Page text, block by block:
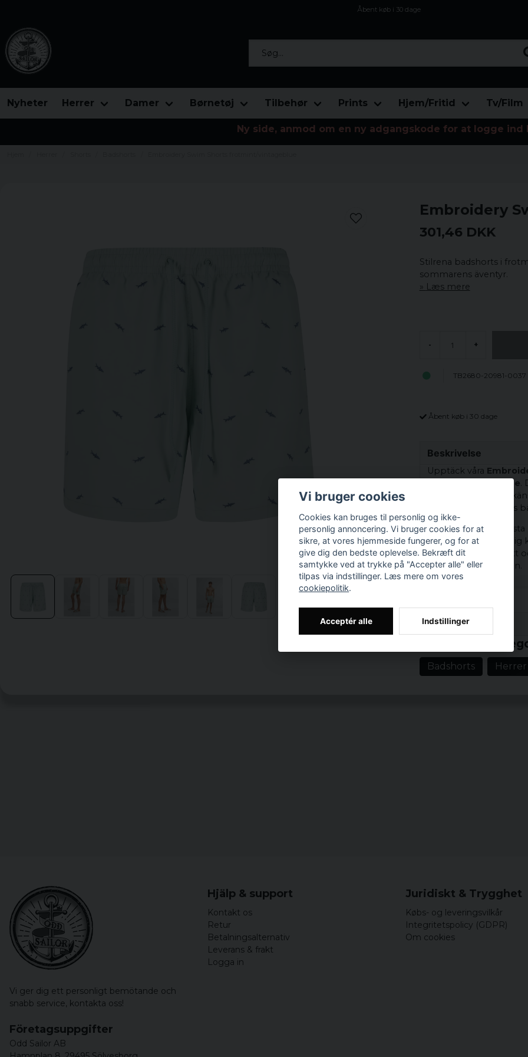
Åbent køb i 30 dage
Nyheter Herrer Damer Børnetøj Tilbehør Prints Hjem/Fritid Tv/Film
Ny side, anmod om en ny adgangskode for at logge ind
Embroidery
301,46 DKK
Stilrena badshorts i
sommarens äventyr.
Læs mere
- +
TB2680-20981-0037
Åbent køb i 30 dage
Beskrivelse
Upptäck våra
vintageblue.
anda och ge dig en
tyget, är dessa shorts
Materialet är av
en mjuk och behaglig
är fodrad med ett lätt
stranden eller poolen.
hyllning till de
denna design är känt
musiken i vinden när du
Färg: Frotmint/
Prishistorik
Relaterede
Badshorts Herrer
Vi ger dig ett personligt bemötande och
snabb service, kontakta oss!
Hjälp & support
Kontakt os
Retur
Betalningsalternativ
Leverans & frakt
Logga in
Juridiskt & Trygghet
Købs- og leveringsvilkår
Integritetspolicy (GDPR)
Om cookies
Företagsuppgifter
Odd Sailor AB
Vi bruger cookies
Cookies kan bruges til personlig og ikke-
personlig annoncering. Vi bruger cookies for at
sikre, at vores hjemmeside fungerer, og for at
give dig den bedste oplevelse. Bekræft dit
samtykke ved at trykke på "Accepter alle" eller
tilpas via indstillinger. Læs mere om vores
cookiepolitik.
Acceptér alle Indstillinger